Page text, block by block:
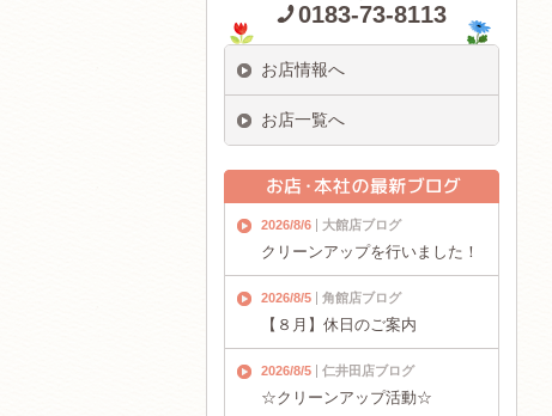
0183-73-8113
お店情報へ
お店一覧へ
2026/8/6 大館店ブログ
クリーンアップを行いました！
2026/8/5 角館店ブログ
【８月】休日のご案内
2026/8/5 仁井田店ブログ
☆クリーンアップ活動☆